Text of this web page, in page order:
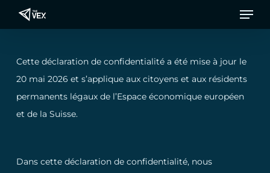
Passer
principal
Menu
Cette déclaration de confidentialité a été mise à jour le
20 mai 2026 et s’applique aux citoyens et aux résidents
permanents légaux de l’Espace économique européen
et de la Suisse.
Dans cette déclaration de confidentialité, nous